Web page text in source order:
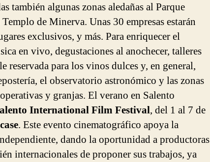
también algunas zonas aledañas al Parque
de Minerva. Unas 30 empresas estarán
exclusivos, y más. Para enriquecer el
en vivo, degustaciones al anochecer, talleres
reservada para los vinos dulces y, en general,
el observatorio astronómico y las zonas
y granjas. El verano en Salento
International Film Festival, del 1 al 7 de
. Este evento cinematográfico apoya la
dando la oportunidad a productoras
internacionales de proponer sus trabajos, ya